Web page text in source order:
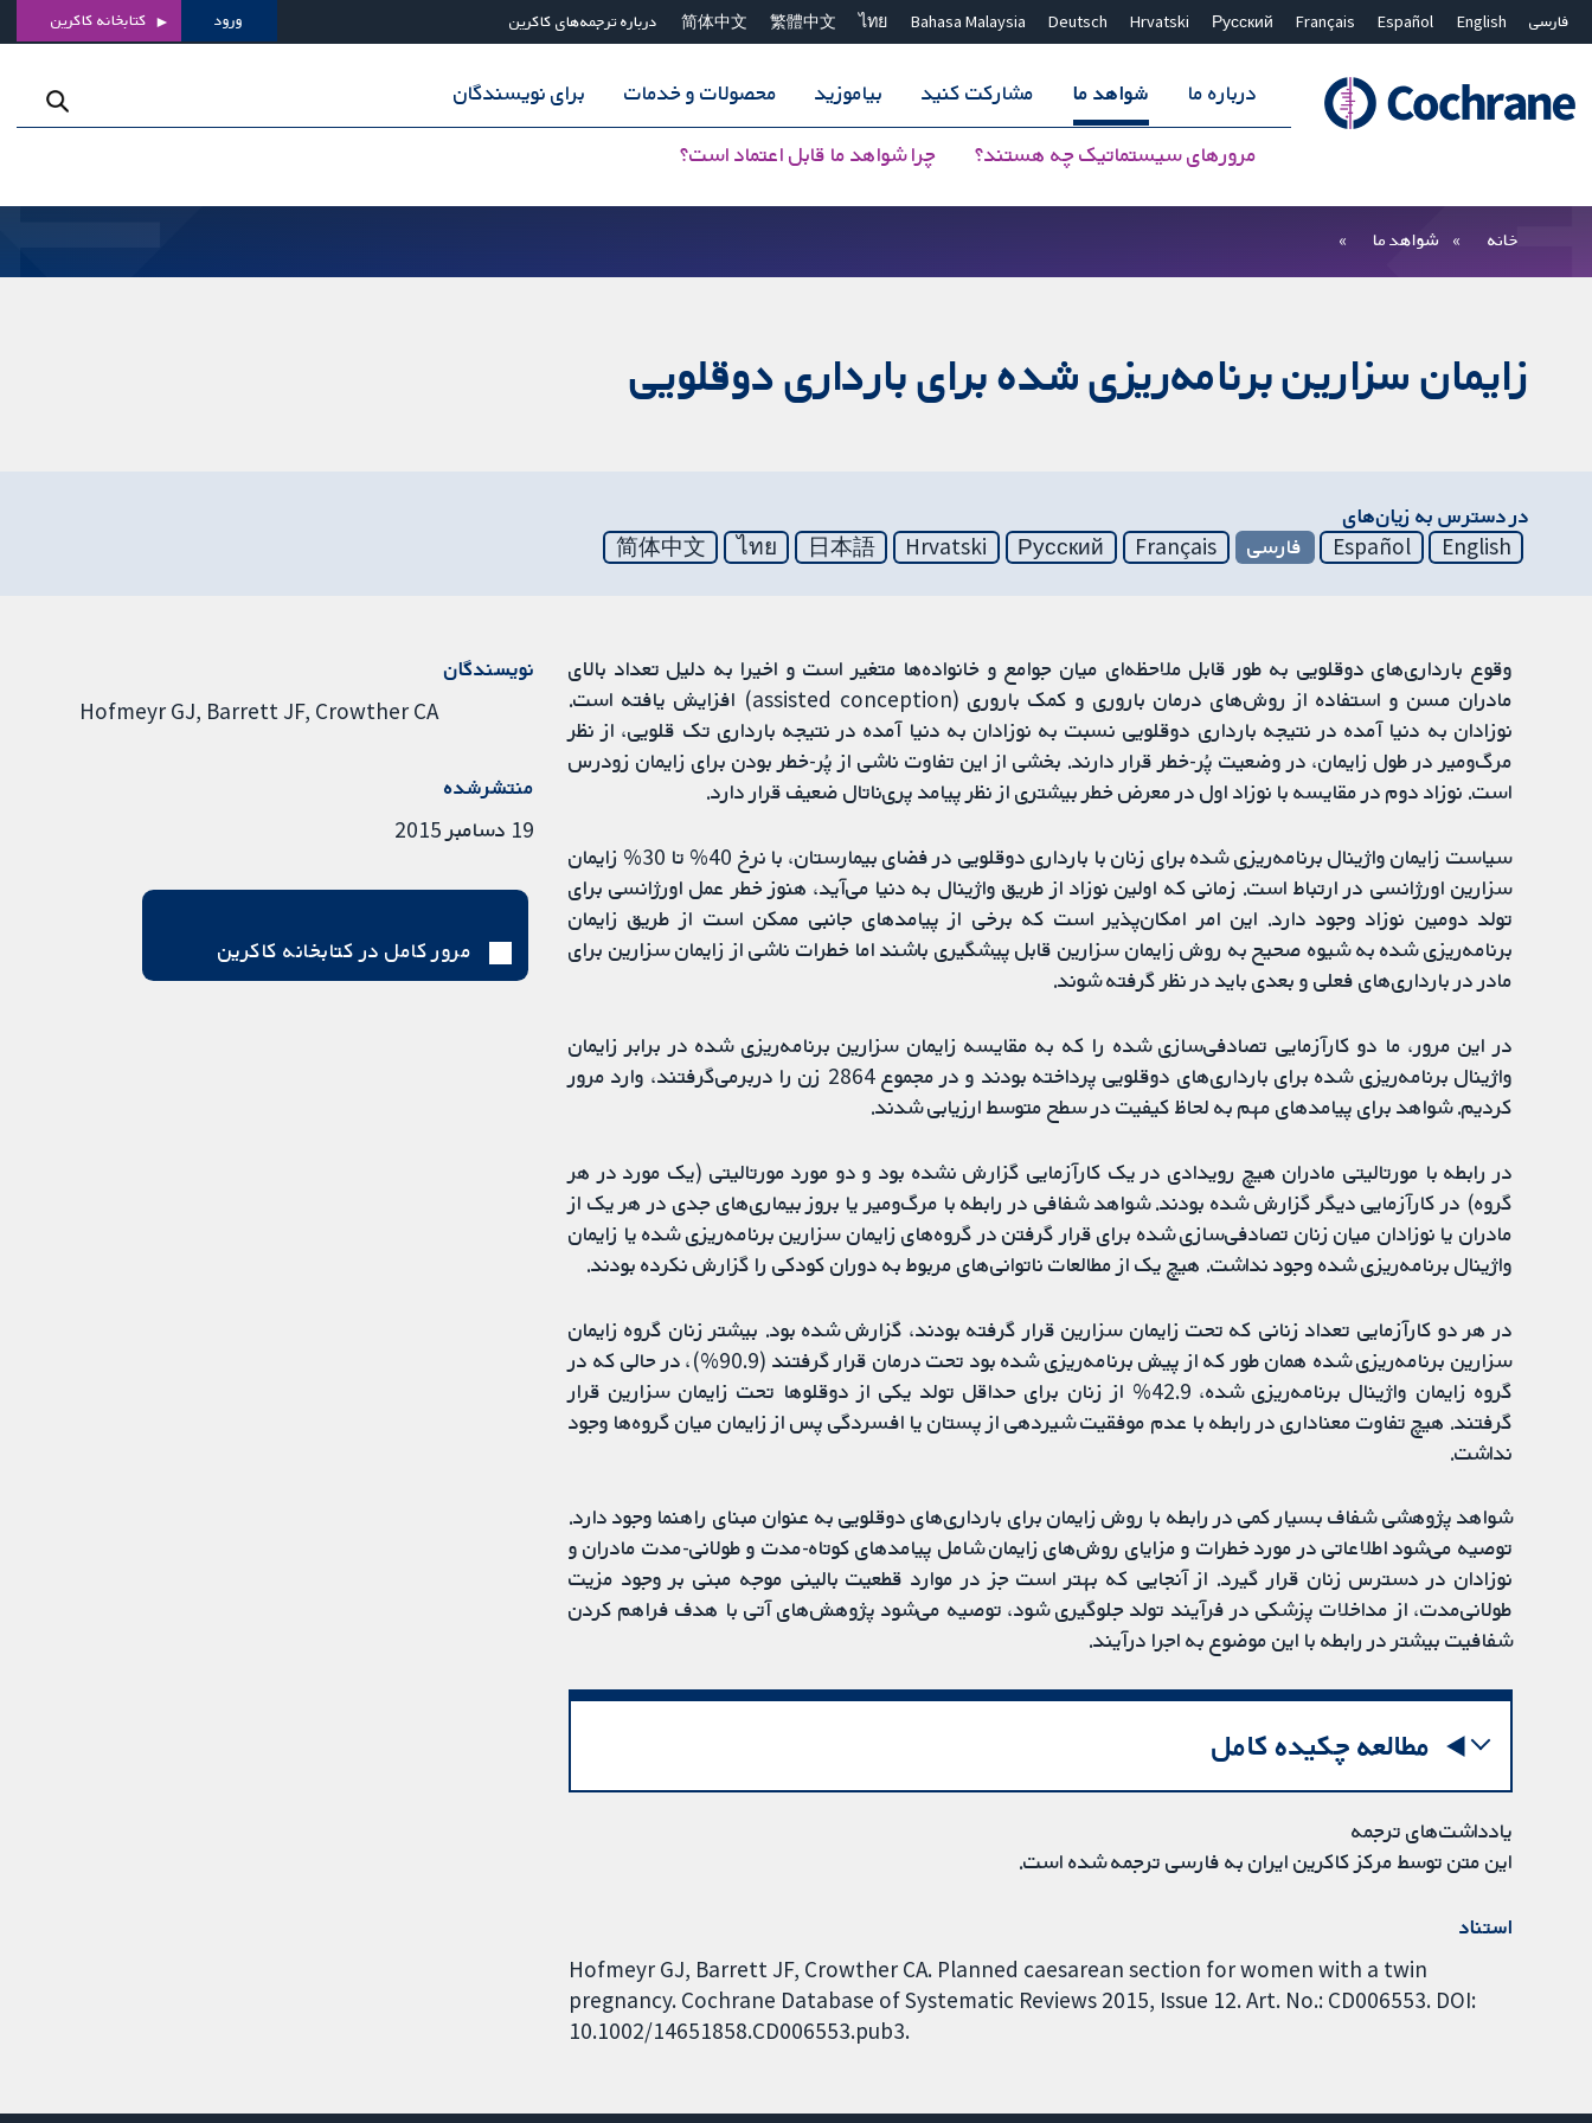
فارسی English
Español
Français
Русский
Hrvatski
Deutsch
Bahasa Malaysia
ไทย
繁體中文
简体中文 درباره ترجمه‌های کاکرین ورود کتابخانه کاکرین
درباره ما شواهد ما
مرورهای سیستماتیک چه هستند؟ چرا شواهد ما قابل اعتماد است؟
مشارکت کنید بیاموزید محصولات و خدمات برای نویسندگان
بستن جستجو ✖
خانه شواهد ما
زایمان سزارین برنامه‌ریزی شده برای بارداری دوقلویی
در دسترس به زیان‌های
English
Español فارسی Français
Русский
Hrvatski
日本語
ไทย
简体中文
وقوع بارداری‌های دوقلویی به طور قابل ملاحظه‌ای میان جوامع و خانواده‌ها متغیر است و اخیرا به دلیل تعداد بالای
مادران مسن و استفاده از روش‌های درمان باروری و کمک باروری (assisted conception) افزایش یافته است.
نوزادان به دنیا آمده در نتیجه بارداری دوقلویی نسبت به نوزادان به دنیا آمده در نتیجه بارداری تک قلویی، از نظر
مرگ‌ومیر در طول زایمان، در وضعیت پُر-خطر قرار دارند. بخشی از این تفاوت ناشی از پُر-خطر بودن برای زایمان زودرس
است. نوزاد دوم در مقایسه با نوزاد اول در معرض خطر بیشتری از نظر پیامد پری‌ناتال ضعیف قرار دارد.
سیاست زایمان واژینال برنامه‌ریزی شده برای زنان با بارداری دوقلویی در فضای بیمارستان، با نرخ 40% تا 30% زایمان
سزارین اورژانسی در ارتباط است. زمانی که اولین نوزاد از طریق واژینال به دنیا می‌آید، هنوز خطر عمل اورژانسی برای
تولد دومین نوزاد وجود دارد. این امر امکان‌پذیر است که برخی از پیامدهای جانبی ممکن است از طریق زایمان
برنامه‌ریزی شده به شیوه صحیح به روش زایمان سزارین قابل پیشگیری باشند اما خطرات ناشی از زایمان سزارین برای
مادر در بارداری‌های فعلی و بعدی باید در نظر گرفته شوند.
در این مرور، ما دو کارآزمایی تصادفی‌سازی شده را که به مقایسه زایمان سزارین برنامه‌ریزی شده در برابر زایمان
واژینال برنامه‌ریزی شده برای بارداری‌های دوقلویی پرداخته بودند و در مجموع 2864 زن را دربرمی‌گرفتند، وارد مرور
کردیم. شواهد برای پیامدهای مهم به لحاظ کیفیت در سطح متوسط ارزیابی شدند.
در رابطه با مورتالیتی مادران هیچ رویدادی در یک کارآزمایی گزارش نشده بود و دو مورد مورتالیتی (یک مورد در هر
گروه) در کارآزمایی دیگر گزارش شده بودند. شواهد شفافی در رابطه با مرگ‌ومیر یا بروز بیماری‌های جدی در هر یک از
مادران یا نوزادان میان زنان تصادفی‌سازی شده برای قرار گرفتن در گروه‌های زایمان سزارین برنامه‌ریزی شده یا زایمان
واژینال برنامه‌ریزی شده وجود نداشت. هیچ یک از مطالعات ناتوانی‌های مربوط به دوران کودکی را گزارش نکرده بودند.
در هر دو کارآزمایی تعداد زنانی که تحت زایمان سزارین قرار گرفته بودند، گزارش شده بود. بیشتر زنان گروه زایمان
سزارین برنامه‌ریزی شده همان‌ طور که از پیش برنامه‌ریزی شده بود تحت درمان قرار گرفتند (90.9%)، در حالی که در
گروه زایمان واژینال برنامه‌ریزی شده، 42.9% از زنان برای حداقل تولد یکی از دوقلوها تحت زایمان سزارین قرار
گرفتند. هیچ تفاوت معناداری در رابطه با عدم موفقیت شیردهی از پستان یا افسردگی پس از زایمان میان گروه‌ها وجود
نداشت.
شواهد پژوهشی شفاف بسیار کمی در رابطه با روش زایمان برای بارداری‌های دوقلویی به عنوان مبنای راهنما وجود دارد.
توصیه می‌شود اطلاعاتی در مورد خطرات و مزایای روش‌های زایمان شامل پیامدهای کوتاه-مدت و طولانی-مدت مادران و
نوزادان در دسترس زنان قرار گیرد. از آنجایی که بهتر است جز در موارد قطعیت بالینی موجه مبنی بر وجود مزیت
طولانی‌مدت، از مداخلات پزشکی در فرآیند تولد جلوگیری شود، توصیه می‌شود پژوهش‌های آتی با هدف فراهم کردن
شفافیت بیشتر در رابطه با این موضوع به اجرا درآیند.
مطالعه چکیده کامل
یادداشت‌های ترجمه
این متن توسط مرکز کاکرین ایران به فارسی ترجمه شده است.
استناد
Hofmeyr GJ, Barrett JF, Crowther CA. Planned caesarean section for women with a twin
pregnancy. Cochrane Database of Systematic Reviews 2015, Issue 12. Art. No.: CD006553. DOI:
10.1002/14651858.CD006553.pub3.
نویسندگان
Hofmeyr GJ Barrett JF Crowther CA
منتشرشده
19 دسامبر 2015
مرور کامل در کتابخانه کاکرین